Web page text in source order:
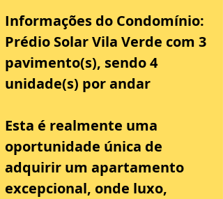
Informações do Condomínio:
Prédio Solar Vila Verde com 3
pavimento(s), sendo 4
unidade(s) por andar
Esta é realmente uma
oportunidade única de
adquirir um apartamento
excepcional, onde luxo,